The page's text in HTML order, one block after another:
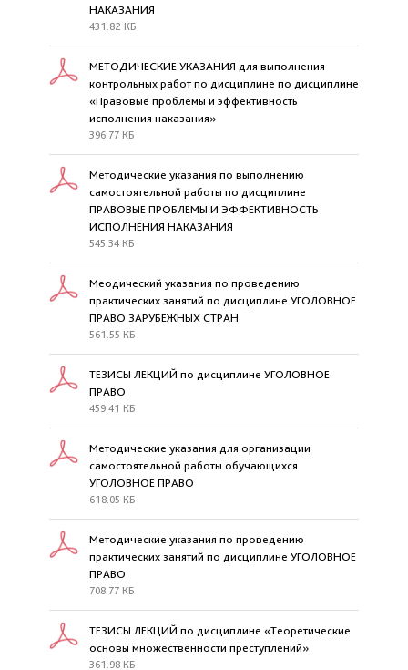
НАКАЗАНИЯ
431.82 КБ
МЕТОДИЧЕСКИЕ УКАЗАНИЯ для выполнения
контрольных работ по дисциплине по дисциплине
«Правовые проблемы и эффективность
исполнения наказания»
396.77 КБ
Методические указания по выполнению
самостоятельной работы по дисциплине
ПРАВОВЫЕ ПРОБЛЕМЫ И ЭФФЕКТИВНОСТЬ
ИСПОЛНЕНИЯ НАКАЗАНИЯ
545.34 КБ
Меодический указания по проведению
практических занятий по дисциплине УГОЛОВНОЕ
ПРАВО ЗАРУБЕЖНЫХ СТРАН
561.55 КБ
ТЕЗИСЫ ЛЕКЦИЙ по дисциплине УГОЛОВНОЕ
ПРАВО
459.41 КБ
Методические указания для организации
самостоятельной работы обучающихся
УГОЛОВНОЕ ПРАВО
618.05 КБ
Методические указания по проведению
практических занятий по дисциплине УГОЛОВНОЕ
ПРАВО
708.77 КБ
ТЕЗИСЫ ЛЕКЦИЙ по дисциплине «Теоретические
основы множественности преступлений»
361.98 КБ